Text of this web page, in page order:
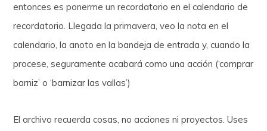
entonces es ponerme un recordatorio en el calendario de
recordatorio. Llegada la primavera, veo la nota en el
calendario, la anoto en la bandeja de entrada y, cuando la
procese, seguramente acabará como una acción (‘comprar
barniz’ o ‘barnizar las vallas’)
El archivo recuerda cosas, no acciones ni proyectos. Uses